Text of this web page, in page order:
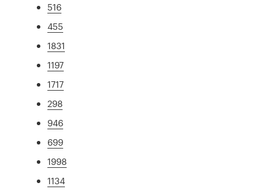
516
455
1831
1197
1717
298
946
699
1998
1134